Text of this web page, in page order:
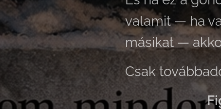
valamit — ha
másikat —
Csak